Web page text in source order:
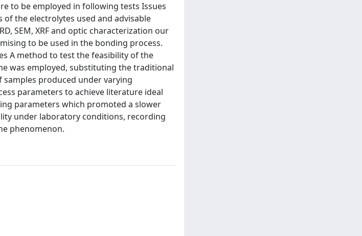
to be employed in following tests Issues
the electrolytes used and advisable
SEM, XRF and optic characterization our
to be used in the bonding process.
A method to test the feasibility of the
was employed, substituting the traditional
produced under varying
parameters to achieve literature ideal
parameters which promoted a slower
under laboratory conditions, recording
phenomenon.